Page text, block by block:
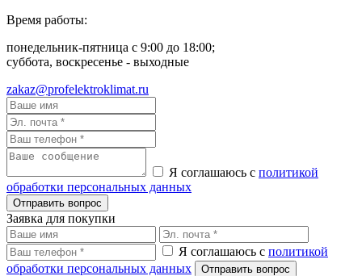
Время работы:
понедельник-пятница с 9:00 до 18:00;
суббота, воскресенье - выходные
zakaz@profelektroklimat.ru
Я соглашаюсь с политикой
обработки персональных данных
Заявка для покупки
Я соглашаюсь с политикой
обработки персональных данных